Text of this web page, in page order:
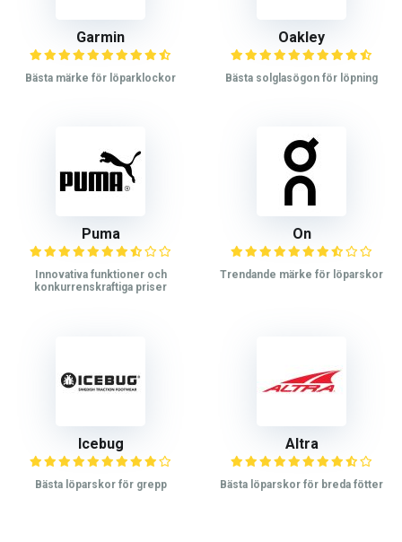
Garmin
Bästa märke för löparklockor
Oakley
Bästa solglasögon för löpning
Puma
Innovativa funktioner och
konkurrenskraftiga priser
On
Trendande märke för löparskor
Icebug
Bästa löparskor för grepp
Altra
Bästa löparskor för breda fötter